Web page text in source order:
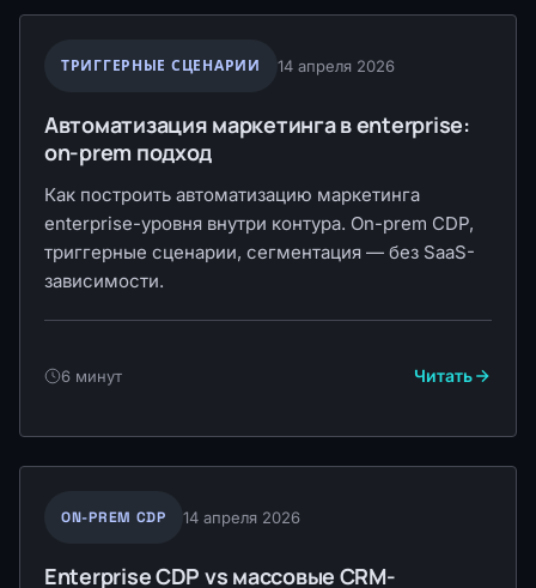
ТРИГГЕРНЫЕ СЦЕНАРИИ 14 апреля 2026
Автоматизация маркетинга в enterprise:
on-prem подход
Как построить автоматизацию маркетинга
enterprise-уровня внутри контура. On-prem CDP,
триггерные сценарии, сегментация — без SaaS-
зависимости.
6 минут Читать
ON-PREM CDP 14 апреля 2026
Enterprise CDP vs массовые CRM-